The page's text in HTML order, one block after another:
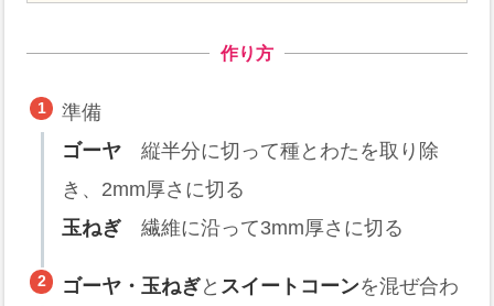
作り方
準備
ゴーヤ 縦半分に切って種とわたを取り除
き、2mm厚さに切る
玉ねぎ 繊維に沿って3mm厚さに切る
ゴーヤ・玉ねぎと スイートコーンを混ぜ合わ